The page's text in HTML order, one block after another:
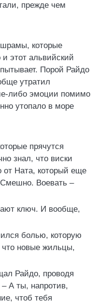
прежде чем
которые
этот альвийский
Порой Райдо
утратил
либо эмоции помимо
утопало в море
прячутся
знал, что виски
от Ната, который еще
Воевать –
ключ. И вообще,
болью, которую
что новые жильцы,
Райдо, проводя
А ты, напротив,
чтоб тебя